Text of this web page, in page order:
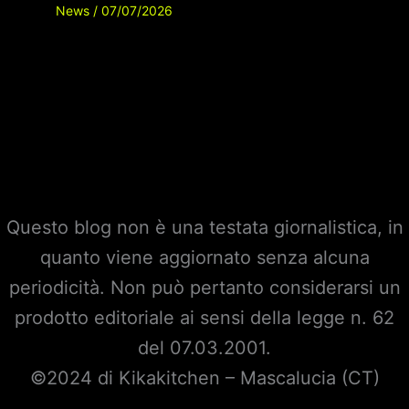
News/ 07/07/2026
Questo blog non è una testata giornalistica, in
quanto viene aggiornato senza alcuna
periodicità. Non può pertanto considerarsi un
prodotto editoriale ai sensi della legge n. 62
del 07.03.2001.
©2024 di Kikakitchen – Mascalucia (CT)